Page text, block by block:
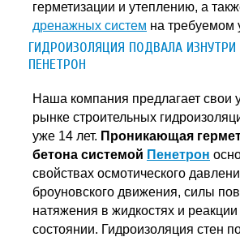
герметизации и утеплению, а
дренажных систем на требуемом
ГИДРОИЗОЛЯЦИЯ ПОДВАЛА
ПЕНЕТРОН
Наша компания предлагает свои
рынке строительных
уже 14 лет. Проникающая
бетона системой Пенетрон
свойствах осмотического
броуновского движения, силы
натяжения в жидкостях и
состоянии. Гидроизоляция стен